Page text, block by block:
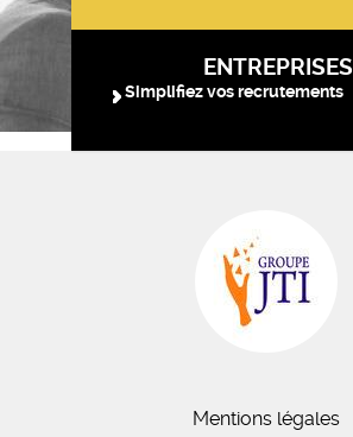
ENTREPRISES
Simplifiez vos recrutements
Mentions légales